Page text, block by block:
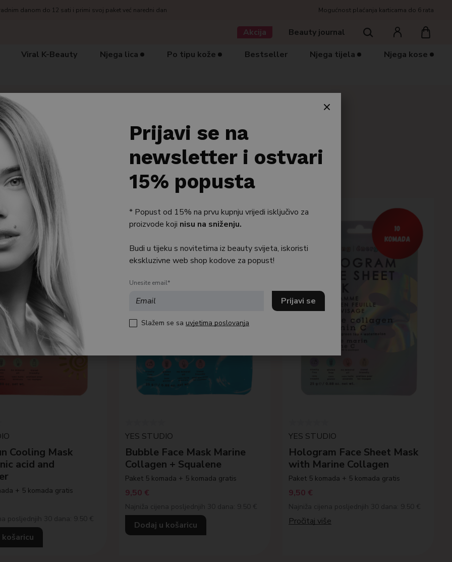
danom do 12 sati i primi svoj paket već naredni dan Mogućnost plaćanja karticama do 6 rata
Traziti
Akcija
Beauty journal
Viral K-Beauty
Njega lica Po tipu kože Bestseller Njega tijela Njega kose
/
7 rezultata
Cooling Mask
acid and
+ 5 komada gratis
posljednjih 30 dana: 9.50 €
YES STUDIO
Bubble Face Mask Marine
Collagen + Squalene
Paket 5 komada + 5 komada gratis
9,50 €
Najniža cijena posljednjih 30 dana: 9.50 €
Dodaj u košaricu
YES STUDIO
Hologram Face Sheet Mask
with Marine Collagen
Paket 5 komada + 5 komada gratis
9,50 €
Najniža cijena posljednjih 30 dana: 9.50 €
Pročitaj više
Prijavi se na
newsletter i ostvari
15% popusta
* Popust od 15% na prvu kupnju vrijedi isključivo za
proizvode koji nisu na sniženju.
Budi u tijeku s novitetima iz beauty svijeta, iskoristi
ekskluzivne web shop kodove za popust!
Unesite email*
Slažem se sa uvjetima poslovanja